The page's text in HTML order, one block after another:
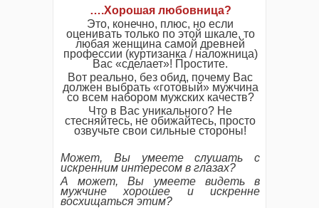
….Хорошая любовница?
Это, конечно, плюс, но если
оценивать только по этой шкале, то
любая женщина самой древней
профессии (куртизанка / наложница)
Вас «сделает»! Простите.
Вот реально, без обид, почему Вас
должен выбрать «готовый» мужчина
со всем набором мужских качеств?
Что в Вас уникального? Не
стесняйтесь, не обижайтесь, просто
озвучьте свои сильные стороны!
Может, Вы умеете слушать с
искренним интересом в глазах?
А может, Вы умеете видеть в
мужчине хорошее и искренне
восхищаться этим?